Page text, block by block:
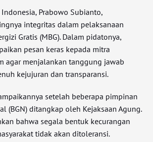
Prabowo Subianto,
integritas dalam pelaksanaan
Gratis (MBG). Dalam pidatonya,
pesan keras kepada mitra
agar menjalankan tanggung jawab
kejujuran dan transparansi.
setelah beberapa pimpinan
(BGN) ditangkap oleh Kejaksaan Agung.
bahwa segala bentuk kecurangan
tidak akan ditoleransi.